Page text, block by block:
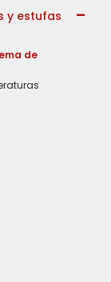
y estufas
de